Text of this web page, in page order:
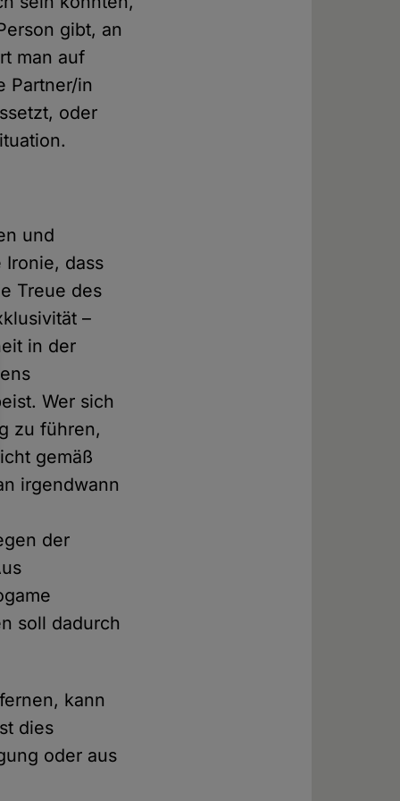
gibt, an
man auf
Partner/in
oder
und
dass
Treue des
–
in der
Wer sich
zu führen,
gemäß
irgendwann
der
soll dadurch
kann
dies
oder aus